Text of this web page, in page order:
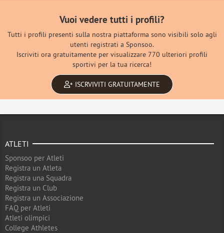
Vuoi vedere tutti i profili?
Tutti i profili presenti sulla nostra piattaforma sono visibili solo agli
utenti registrati a Sponsoo.
Iscriviti ora gratuitamente per visualizzare 770 ulteriori profili
sportivi per la tua ricerca!
ISCRVIVITI GRATUITAMENTE
ATLETI
Sponsoo per Atleti
Registra un Atleta
Registra una Squadra
Registra un Club
Registra un Associazione
FAQ per Atleti
Atleti olimpici
College Athletes